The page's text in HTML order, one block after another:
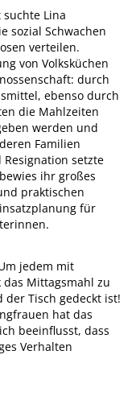
Lina
sozial Schwachen
verteilen.
von Volksküchen
durch
ebenso durch
die Mahlzeiten
werden und
Familien
setzte
ihr großes
praktischen
für
jedem mit
Mittagsmahl zu
Tisch gedeckt ist!
hat das
beeinflusst, dass
Verhalten